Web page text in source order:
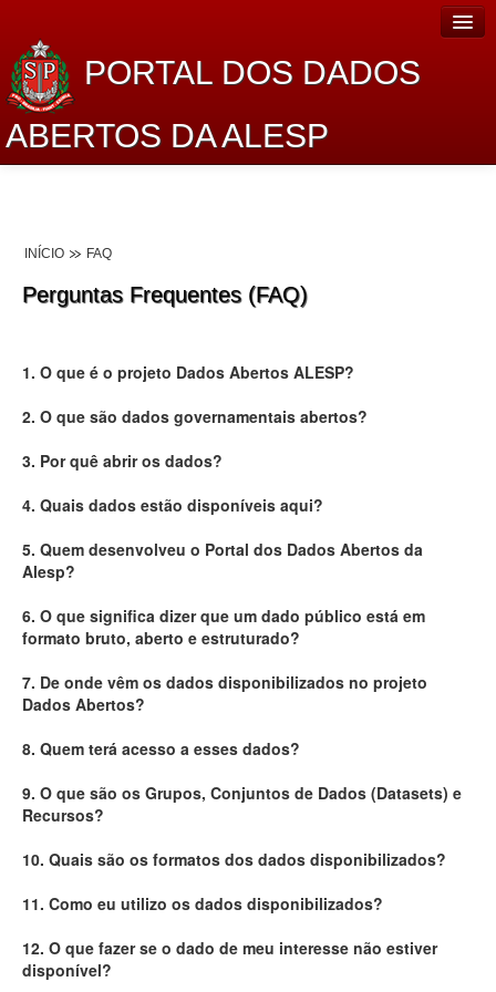
PORTAL DOS DADOS
ABERTOS DA ALESP
Lei de Acesso à Informação
Administração
Legislação
Perguntas frequentes
Contato
INÍCIO FAQ
Perguntas Frequentes (FAQ)
1. O que é o projeto Dados Abertos ALESP?
2. O que são dados governamentais abertos?
3. Por quê abrir os dados?
4. Quais dados estão disponíveis aqui?
5. Quem desenvolveu o Portal dos Dados Abertos da
Alesp?
6. O que significa dizer que um dado público está em
formato bruto, aberto e estruturado?
7. De onde vêm os dados disponibilizados no projeto
Dados Abertos?
8. Quem terá acesso a esses dados?
9. O que são os Grupos, Conjuntos de Dados (Datasets) e
Recursos?
10. Quais são os formatos dos dados disponibilizados?
11. Como eu utilizo os dados disponibilizados?
12. O que fazer se o dado de meu interesse não estiver
disponível?